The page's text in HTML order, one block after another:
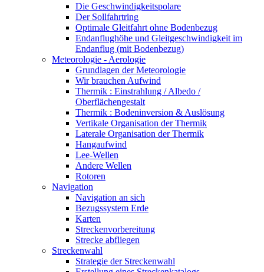
Die Geschwindigkeitspolare
Der Sollfahrtring
Optimale Gleitfahrt ohne Bodenbezug
Endanflughöhe und Gleitgeschwindigkeit im
Endanflug (mit Bodenbezug)
Meteorologie - Aerologie
Grundlagen der Meteorologie
Wir brauchen Aufwind
Thermik : Einstrahlung / Albedo /
Oberflächengestalt
Thermik : Bodeninversion & Auslösung
Vertikale Organisation der Thermik
Laterale Organisation der Thermik
Hangaufwind
Lee-Wellen
Andere Wellen
Rotoren
Navigation
Navigation an sich
Bezugssystem Erde
Karten
Streckenvorbereitung
Strecke abfliegen
Streckenwahl
Strategie der Streckenwahl